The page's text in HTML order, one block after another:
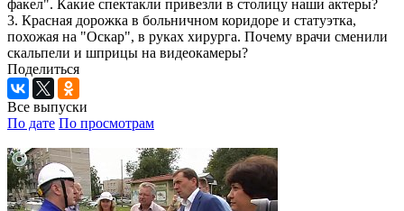
факел". Какие спектакли привезли в столицу наши актеры?
3. Красная дорожка в больничном коридоре и статуэтка,
похожая на "Оскар", в руках хирурга. Почему врачи сменили
скальпели и шприцы на видеокамеры?
Поделиться
Все выпуски
По дате По просмотрам